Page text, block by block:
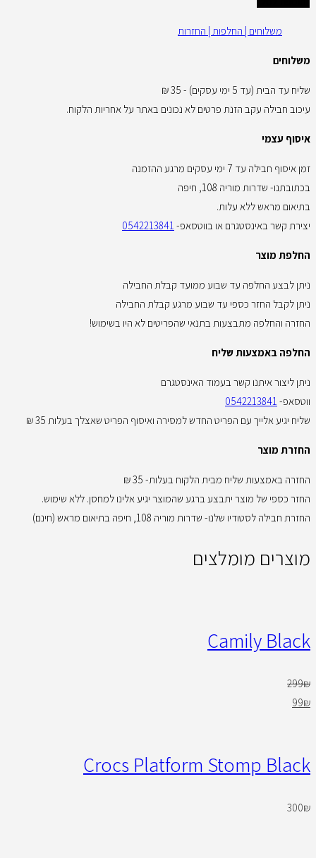
משלוחים | החלפות | החזרות
משלוחים
שליח עד הבית (עד 5 ימי עסקים) - 35 ₪
עיכוב חבילה עקב הזנת פרטים לא נכונים באתר על אחריות הלקוח.
איסוף עצמי
זמן איסוף חבילה עד 7 ימי עסקים מרגע ההזמנה
בכתובתנו- שדרות מוריה 108, חיפה
בתיאום מראש ללא עלות.
יצירת קשר באינסטגרם או בווטסאפ- 0542213841
החלפת מוצר
ניתן לבצע החלפה עד שבוע ממועד קבלת החבילה
ניתן לקבל החזר כספי עד שבוע מרגע קבלת החבילה
החזרה והחלפה מתבצעות בתנאי שהפריטים לא היו בשימוש!
החלפה באמצעות שליח
ניתן ליצור איתנו קשר בעמוד האינסטגרם
ווטסאפ- 0542213841
שליח יגיע אלייך עם הפריט החדש למסירה ואיסוף הפריט שאצלך בעלות 35 ₪
החזרת מוצר
החזרה באמצעות שליח מבית הלקוח בעלות- 35 ₪
החזר כספי של מוצר יתבצע ברגע שהמוצר יגיע אלינו למחסן. ללא שימוש.
החזרת חבילה לסטודיו שלנו- שדרות מוריה 108, חיפה בתיאום מראש (חינם)
מוצרים מומלצים
Camily Black
299₪
99₪
Crocs Platform Stomp Black
300₪